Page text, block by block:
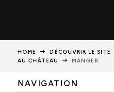
HOME DÉCOUVRIR LE SITE
AU CHÂTEAU
MANGER
NAVIGATION